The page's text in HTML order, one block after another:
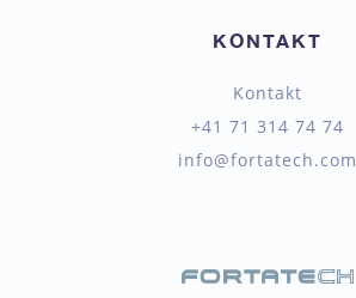
KONTAKT
Kontakt
+41 71 314 74 74
info@fortatech.com